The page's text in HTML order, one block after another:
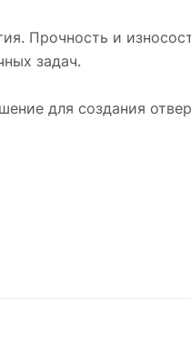
Прочность и
задач.
для создания